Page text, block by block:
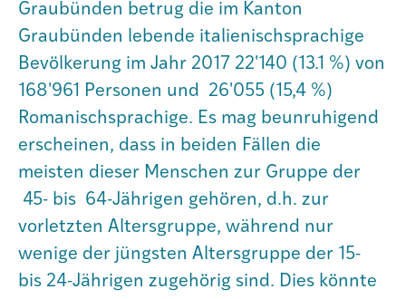
Graubünden betrug die im Kanton
Graubünden lebende italienischsprachige
Bevölkerung im Jahr 2017 22'140 (13.1 %) von
168'961 Personen und 26'055 (15,4 %)
Romanischsprachige. Es mag beunruhigend
erscheinen, dass in beiden Fällen die
meisten dieser Menschen zur Gruppe der
45- bis 64-Jährigen gehören, d.h. zur
vorletzten Altersgruppe, während nur
wenige der jüngsten Altersgruppe der 15-
bis 24-Jährigen zugehörig sind. Dies könnte